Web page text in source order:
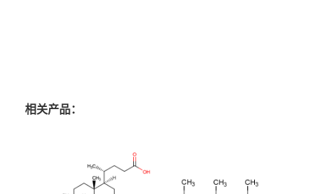
相关产品：